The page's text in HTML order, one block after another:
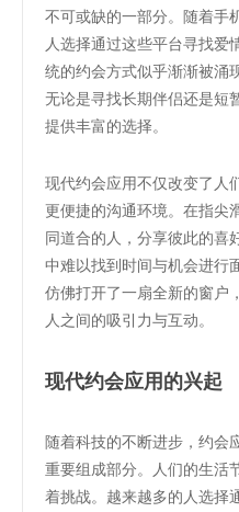
不可或缺的一部分。随着手
人选择通过这些平台寻找爱
统的约会方式似乎渐渐被涌
无论是寻找长期伴侣还是短
提供丰富的选择。
现代约会应用不仅改变了人
更便捷的沟通环境。在指尖
同道合的人，分享彼此的喜
中难以找到时间与机会进行
仿佛打开了一扇全新的窗户
人之间的吸引力与互动。
现代约会应用的兴起
随着科技的不断进步，约会
重要组成部分。人们的生活
着挑战。越来越多的人选择